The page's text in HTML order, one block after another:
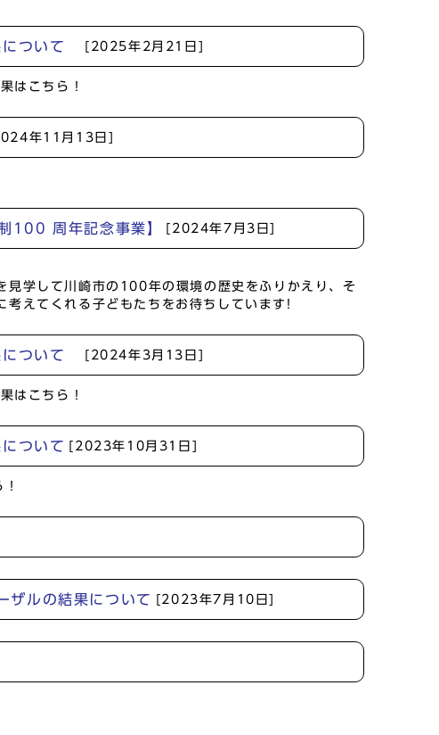
について [2025年2月21日]
はこちら！
年11月13日]
100 周年記念事業】 [2024年7月3日]
学して川崎市の100年の環境の歴史をふりかえり、そ
えてくれる子どもたちをお待ちしています!
について [2024年3月13日]
はこちら！
ついて [2023年10月31日]
ザルの結果について [2023年7月10日]